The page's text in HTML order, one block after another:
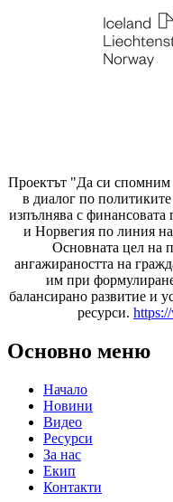
Проектът "Да си спомним
в диалог по политиките
изпълнява с
и Норвегия по линия
Основната цел на
ангажираността на
им при
балансирано развитие и
ресурси.
Основно меню
Начало
Новини
Видео
Ресурси
За нас
Екип
Контакти